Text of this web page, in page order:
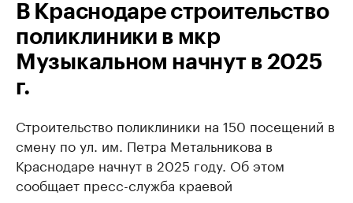
В Краснодаре строительство
поликлиники в мкр
Музыкальном начнут в 2025
г.
Строительство поликлиники на 150 посещений в
смену по ул. им. Петра Метальникова в
Краснодаре начнут в 2025 году. Об этом
сообщает пресс-служба краевой